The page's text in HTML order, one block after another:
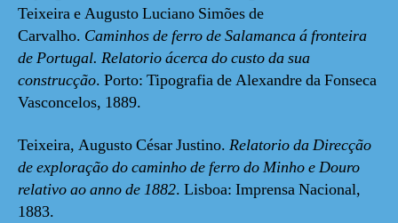
Teixeira e Augusto Luciano Simões de
Carvalho. Caminhos de ferro de Salamanca á fronteira
de Portugal. Relatorio ácerca do custo da sua
construcção. Porto: Tipografia de Alexandre da Fonseca
Vasconcelos, 1889.
Teixeira, Augusto César Justino. Relatorio da Direcção
de exploração do caminho de ferro do Minho e Douro
relativo ao anno de 1882. Lisboa: Imprensa Nacional,
1883.